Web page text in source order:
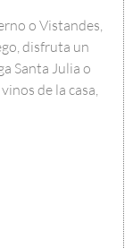
o Vistandes,
disfruta un
Santa Julia o
de la casa,